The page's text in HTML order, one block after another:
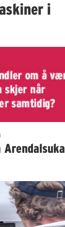
i